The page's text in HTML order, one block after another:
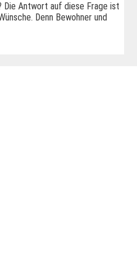
Die Antwort auf diese Frage ist
Denn Bewohner und